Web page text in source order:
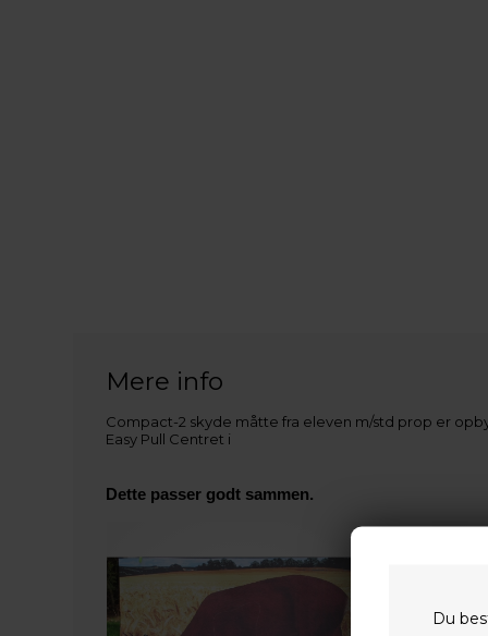
Du
Mere info
Compact-2 skyde måtte fra eleven m/std prop er
Easy Pull Centret i
Dette passer godt sammen.